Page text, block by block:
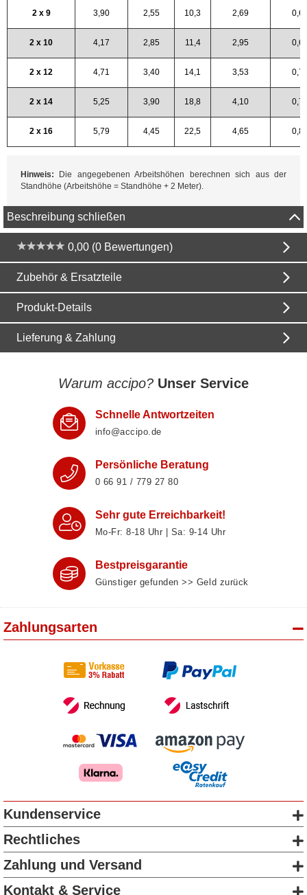
2 x 9 3,90 2,55 10,3 2,69
2 x 10 4,17 2,85 11,4 2,95
2 x 12 4,71 3,40 14,1 3,53
2 x 14 5,25 3,90 18,8 4,10
2 x 16 5,79 4,45 22,5 4,65
Hinweis: Die angegebenen Arbeitshöhen berechnen sich aus der
Standhöhe (Arbeitshöhe = Standhöhe + 2 Meter).
Beschreibung schließen
0,00 (0 Bewertungen)
Zubehör & Ersatzteile
Produkt-Details
Lieferung & Zahlung
Warum accipo? Unser Service
Schnelle Antwortzeiten
info@accipo.de
Persönliche Beratung
0 66 91 / 779 27 80
Sehr gute Erreichbarkeit!
Mo-Fr: 8‑18 Uhr | Sa: 9‑14 Uhr
Bestpreisgarantie
Günstiger gefunden >> Geld zurück
Zahlungsarten
Kundenservice
Rechtliches
Zahlung und Versand
Kontakt & Service